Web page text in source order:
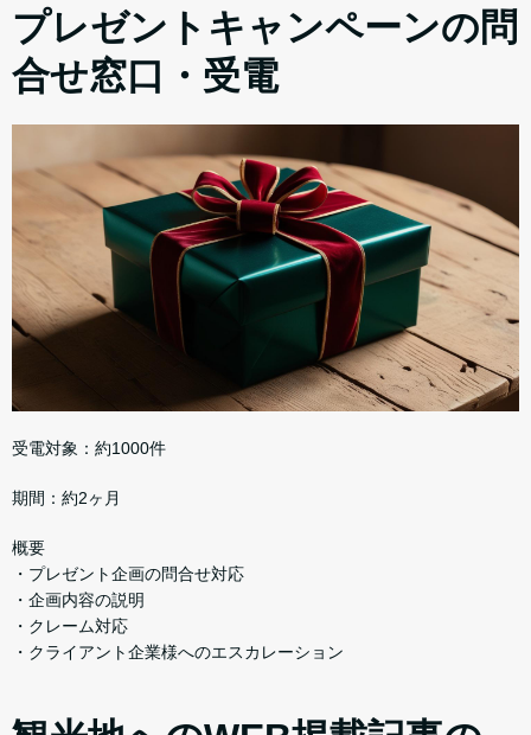
プレゼントキャンペーンの問
合せ窓口・受電
受電対象：約1000件
期間：約2ヶ月
概要
・プレゼント企画の問合せ対応
・企画内容の説明
・クレーム対応
・クライアント企業様へのエスカレーション